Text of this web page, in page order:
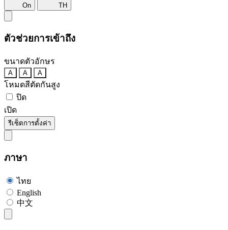
On TH
ตัวช่วยการเข้าถึง
ขนาดตัวอักษร
A A A
โหมดสีตัดกันสูง
ปิด
เปิด
รีเซ็ตการตั้งค่า
ภาษา
ไทย
English
中文